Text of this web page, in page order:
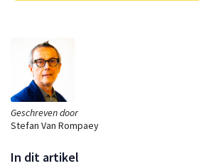
Geschreven door
Stefan Van Rompaey
In dit artikel